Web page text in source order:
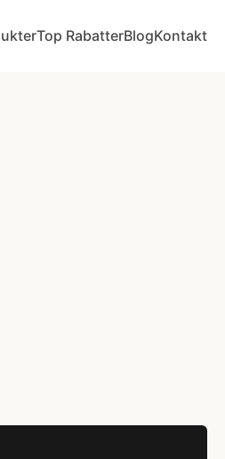
Top RabatterBlogKontakt